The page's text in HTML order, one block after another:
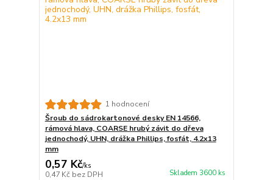
1 hodnocení
Šroub do sádrokartonové desky EN 14566,
rámová hlava, COARSE hrubý závit do dřeva
jednochodý, UHN, drážka Phillips, fosfát, 4.2x13
mm
0,57 Kč/ks
0,47 Kč bez DPH Skladem 3600 ks